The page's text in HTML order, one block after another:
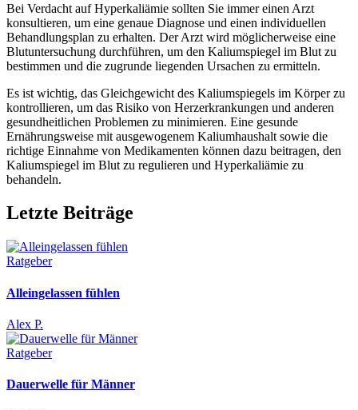
Bei Verdacht auf Hyperkaliämie sollten Sie immer einen Arzt
konsultieren, um eine genaue Diagnose und einen individuellen
Behandlungsplan zu erhalten. Der Arzt wird möglicherweise eine
Blutuntersuchung durchführen, um den Kaliumspiegel im Blut zu
bestimmen und die zugrunde liegenden Ursachen zu ermitteln.
Es ist wichtig, das Gleichgewicht des Kaliumspiegels im Körper zu
kontrollieren, um das Risiko von Herzerkrankungen und anderen
gesundheitlichen Problemen zu minimieren. Eine gesunde
Ernährungsweise mit ausgewogenem Kaliumhaushalt sowie die
richtige Einnahme von Medikamenten können dazu beitragen, den
Kaliumspiegel im Blut zu regulieren und Hyperkaliämie zu
behandeln.
Letzte Beiträge
Ratgeber
Alleingelassen fühlen
Alex P.
Ratgeber
Dauerwelle für Männer